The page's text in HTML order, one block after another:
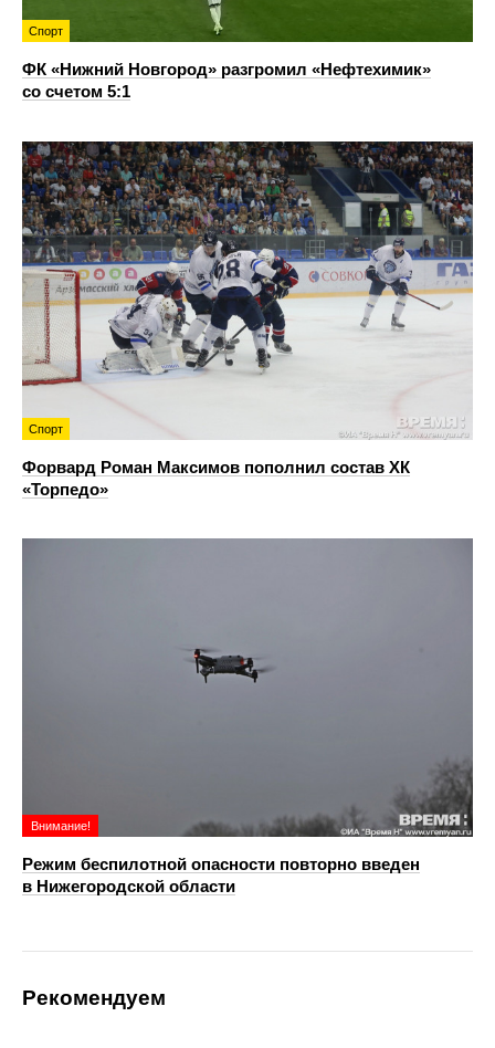
Спорт
ФК «Нижний Новгород» разгромил «Нефтехимик»
со счетом 5:1
Спорт
Форвард Роман Максимов пополнил состав ХК
«Торпедо»
Внимание!
Режим беспилотной опасности повторно введен
в Нижегородской области
Рекомендуем